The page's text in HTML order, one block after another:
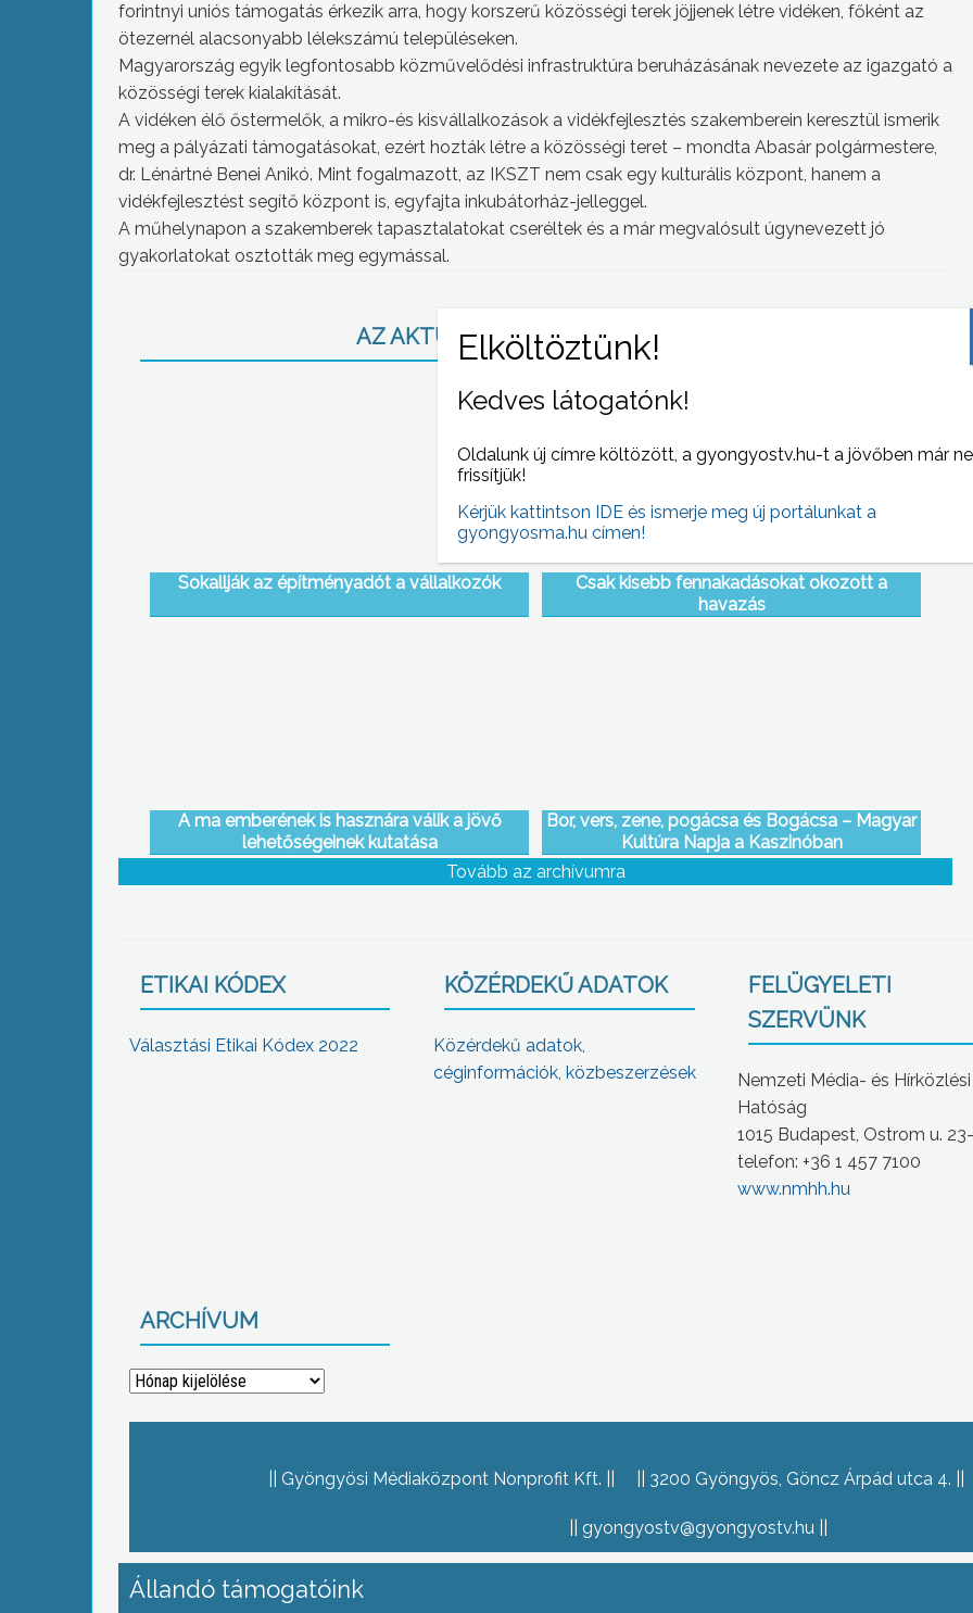
forintnyi uniós támogatás érkezik arra, hogy korszerű közösségi terek jöjjenek létre vidéken, főként az
ötezernél alacsonyabb lélekszámú településeken.
Magyarország egyik legfontosabb közművelődési infrastruktúra beruházásának nevezete az igazgató a
közösségi terek kialakítását.
A vidéken élő őstermelők, a mikro-és kisvállalkozások a vidékfejlesztés szakemberein keresztül ismerik
meg a pályázati támogatásokat, ezért hozták létre a közösségi teret – mondta Abasár polgármestere,
dr. Lénártné Benei Anikó. Mint fogalmazott, az IKSZT nem csak egy kulturális központ, hanem a
vidékfejlesztést segítő központ is, egyfajta inkubátorház-jelleggel.
A műhelynapon a szakemberek tapasztalatokat cseréltek és a már megvalósult úgynevezett jó
gyakorlatokat osztották meg egymással.
AZ AKTUÁLIS NAPI HÍREI
Sokallják az építményadót a vállalkozók
Csak kisebb fennakadásokat okozott a
havazás
A ma emberének is hasznára válik a jövő
lehetőségeinek kutatása
Bor, vers, zene, pogácsa és Bogácsa – Magyar
Kultúra Napja a Kaszinóban
Tovább az archívumra
ETIKAI KÓDEX
Választási Etikai Kódex 2022
KÖZÉRDEKŰ ADATOK
Közérdekű adatok,
céginformációk, közbeszerzések
FELÜGYELETI
SZERVÜNK
Nemzeti Média- és Hírközlési
Hatóság
1015 Budapest, Ostrom u.
telefon: +36 1 457 7100
www.nmhh.hu
ARCHÍVUM
Archívum
Gyöngyösi Médiaközpont Nonprofit Kft. 3200 Gyöngyös, Göncz Árpád utca 4.
gyongyostv@gyongyostv.hu
Állandó támogatóink
Kedves látogatónk!
Oldalunk új címre költözött, a gyongyostv.hu-t a jövőben már
frissítjük!
Kérjük kattintson IDE és ismerje meg új portálunkat a
gyongyosma.hu címen!